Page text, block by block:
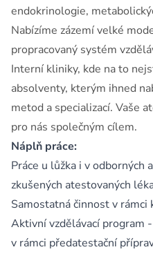
endokrinologie,
Nabízíme zázemí velké
propracovaný systém
Interní kliniky, kde na to
absolventy, kterým ihned
metod a specializací. Vaše
pro nás společným cílem.
Náplň práce:
Práce u lůžka i v odborných
zkušených atestovaných
Samostatná činnost v
Aktivní vzdělávací program
v rámci předatestační